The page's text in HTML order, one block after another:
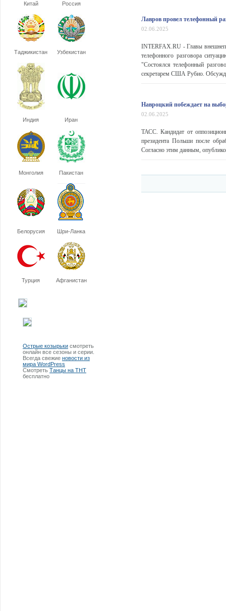
Китай Россия
Таджикистан Узбекистан
Индия Иран
Монголия Пакистан
Белорусия Шри-Ланка
Турция Афганистан
Острые козырьки смотреть
онлайн все сезоны и серии.
Всегда свежие новости из
мира WordPress
Смотреть Танцы на ТНТ
бесплатно
Лавров провел телефонный
02.06.2025
INTERFAX.RU - Главы
телефонного разговора
"Состоялся телефонный
секретарем США Рубио.
Навроцкий побеждает на
02.06.2025
ТАСС. Кандидат от
президента Польши после
Согласно этим данным,